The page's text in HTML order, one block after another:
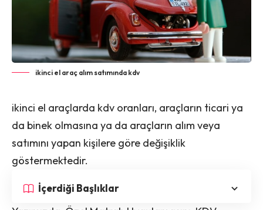
ikinci el araç alım satımında kdv
ikinci el araçlarda kdv oranları, araçların ticari ya
da binek olmasına ya da araçların alım veya
satımını yapan kişilere göre değişiklik
göstermektedir.
İçerdiği Başlıklar